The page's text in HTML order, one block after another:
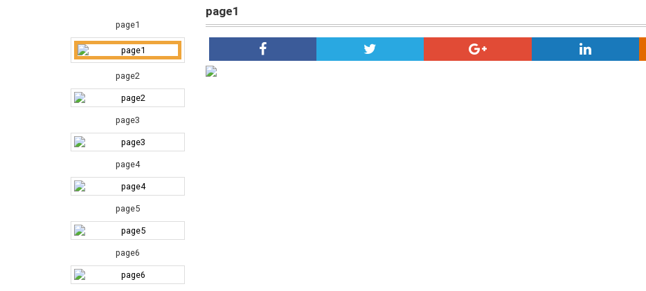
page1
page2
page3
page4
page5
page6
page1